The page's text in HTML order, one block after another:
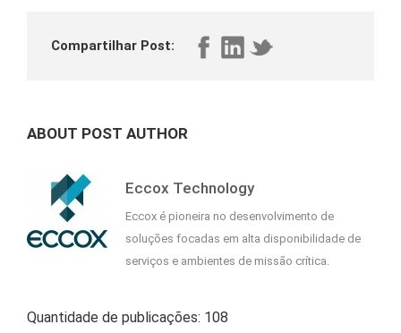
Compartilhar Post:
ABOUT POST AUTHOR
Eccox Technology
Eccox é pioneira no desenvolvimento de
soluções focadas em alta disponibilidade de
serviços e ambientes de missão crítica.
Quantidade de publicações: 108